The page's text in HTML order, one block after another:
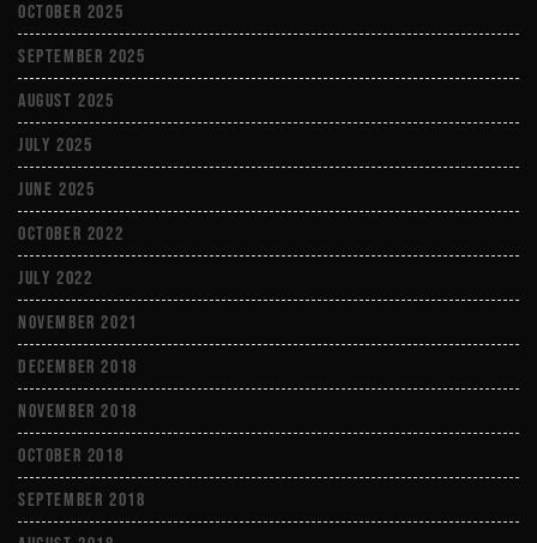
October 2025
September 2025
August 2025
July 2025
June 2025
October 2022
July 2022
November 2021
December 2018
November 2018
October 2018
September 2018